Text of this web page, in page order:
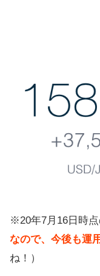
※20年7月16日時
なので、今後も運
ね！）